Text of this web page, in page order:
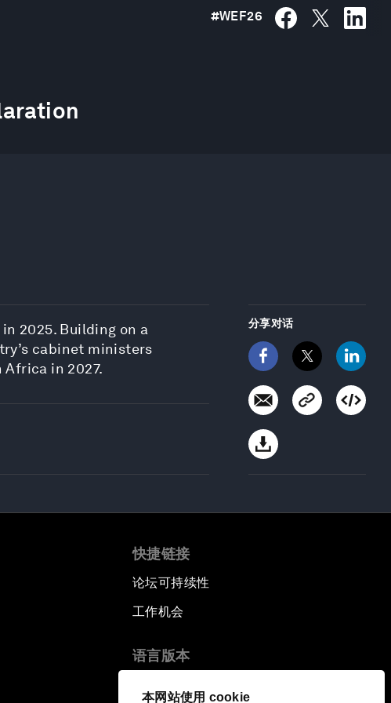
本网站使用 cookie
#WEF26
2025. Building on a
cabinet ministers
in 2027.
分享对话
快捷链接
论坛可持续性
工作机会
语言版本